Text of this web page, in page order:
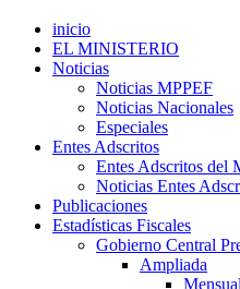
inicio
EL MINISTERIO
Noticias
Noticias MPPEF
Noticias Nacionales
Especiales
Entes Adscritos
Entes Adscritos del
Noticias Entes
Publicaciones
Estadísticas Fiscales
Gobierno Central
Ampliada
Mensual